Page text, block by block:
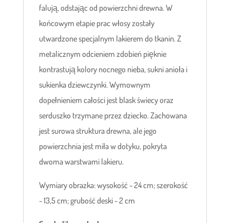
falują, odstając od powierzchni drewna. W
końcowym etapie prac włosy zostały
utwardzone specjalnym lakierem do tkanin. Z
metalicznym odcieniem zdobień pięknie
kontrastują kolory nocnego nieba, sukni anioła i
sukienka dziewczynki. Wymownym
dopełnieniem całości jest blask świecy oraz
serduszko trzymane przez dziecko. Zachowana
jest surowa struktura drewna, ale jego
powierzchnia jest miła w dotyku, pokryta
dwoma warstwami lakieru.
Wymiary obrazka: wysokość - 24 cm; szerokość
- 13,5 cm; grubość deski - 2 cm